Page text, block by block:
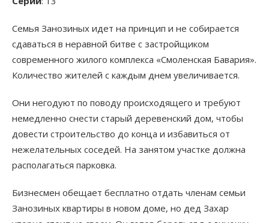
Семья Занозиных идет на принцип и не собирается
сдаваться в неравной битве с застройщиком
современного жилого комплекса «Смоленская Бавария».
Количество жителей с каждым днем увеличивается.
Они негодуют по поводу происходящего и требуют
немедленно снести старый деревенский дом, чтобы
довести строительство до конца и избавиться от
нежелательных соседей. На занятом участке должна
располагаться парковка.
Бизнесмен обещает бесплатно отдать членам семьи
Занозиных квартиры в новом доме, но дед Захар